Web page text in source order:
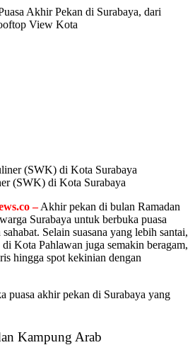
Akhir Pekan di Surabaya, dari
View Kota
(SWK) di Kota Surabaya
– Akhir pekan di bulan Ramadan
Surabaya untuk berbuka puasa
Selain suasana yang lebih santai,
Kota Pahlawan juga semakin beragam,
hingga spot kekinian dengan
puasa akhir pekan di Surabaya yang
Kampung Arab